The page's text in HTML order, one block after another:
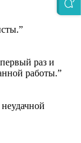
раз и
работы.”